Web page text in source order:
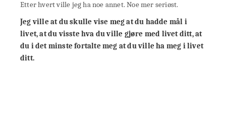
Etter hvert ville jeg ha noe annet. Noe mer seriøst.
Jeg ville at du skulle vise meg at du hadde mål i
livet, at du visste hva du ville gjøre med livet ditt, at
du i det minste fortalte meg at du ville ha meg i livet
ditt.